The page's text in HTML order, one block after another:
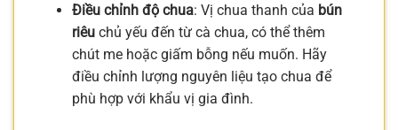
Điều chỉnh độ chua: Vị chua thanh của bún
riêuchủ yếu đến từ cà chua, có thể thêm
chút me hoặc giấm bỗng nếu muốn. Hãy
điều chỉnh lượng nguyên liệu tạo chua để
phù hợp với khẩu vị gia đình.